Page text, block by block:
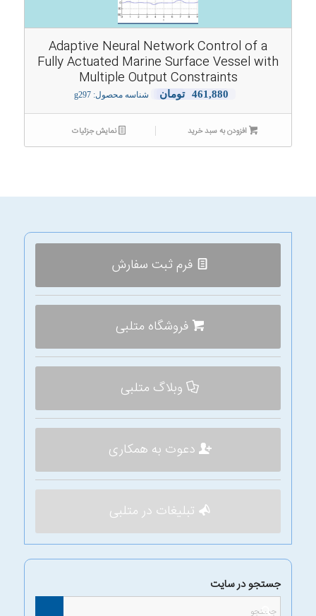
Adaptive Neural Network Control of a
Fully Actuated Marine Surface Vessel with
Multiple Output Constraints
461,880 تومان شناسه محصول: g297
افزودن به سبد خرید نمایش جزئیات
فرم ثبت سفارش
فروشگاه متلبی
وبلاگ متلبی
دعوت به همکاری
تبلیغات در متلبی
جستجو در سایت